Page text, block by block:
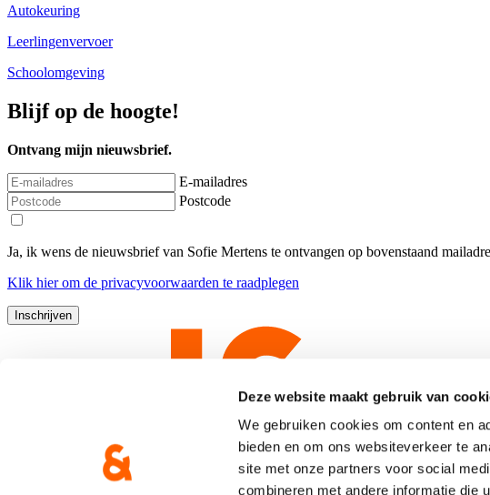
Deze website maakt gebruik van
We gebruiken cookies om content en
bieden en om ons websiteverkeer te
site met onze partners voor social
combineren met andere informatie die
Autokeuring
Leerlingenvervoer
Schoolomgeving
Blijf op de hoogte!
Ontvang mijn nieuwsbrief.
E-mailadres
Postcode
Ja, ik wens de nieuwsbrief van Sofie Mertens te ontvangen op bovenstaand
Klik hierom de privacyvoorwaarden te raadplegen